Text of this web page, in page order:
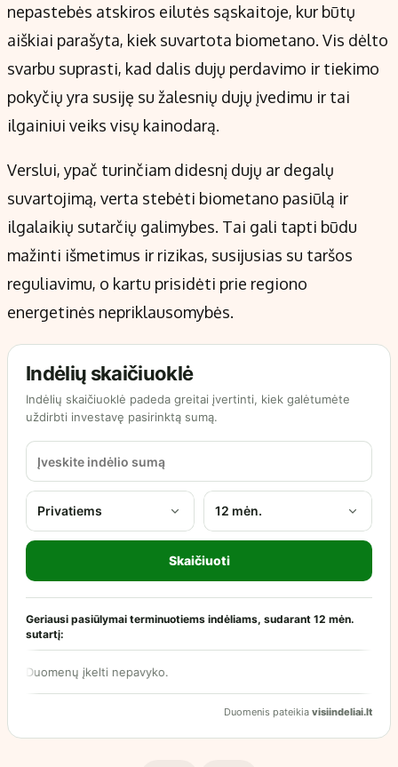
nepastebės atskiros eilutės sąskaitoje, kur būtų
aiškiai parašyta, kiek suvartota biometano. Vis dėlto
svarbu suprasti, kad dalis dujų perdavimo ir tiekimo
pokyčių yra susiję su žalesnių dujų įvedimu ir tai
ilgainiui veiks visų kainodarą.
Verslui, ypač turinčiam didesnį dujų ar degalų
suvartojimą, verta stebėti biometano pasiūlą ir
ilgalaikių sutarčių galimybes. Tai gali tapti būdu
mažinti išmetimus ir rizikas, susijusias su taršos
reguliavimu, o kartu prisidėti prie regiono
energetinės nepriklausomybės.